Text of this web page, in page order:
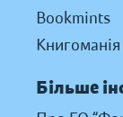
Bookmints
Книгоманія
Більше